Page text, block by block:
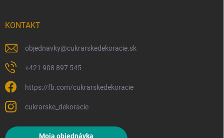
KONTAKT
objednavky@cukrarskedekoracie.sk
+421 908 897 545
https://fb.com/cukrarskedekoracie
cukrarske_dekoracie
Moja objednávka